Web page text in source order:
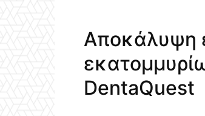
Αποκάλυψη
DentaQuest